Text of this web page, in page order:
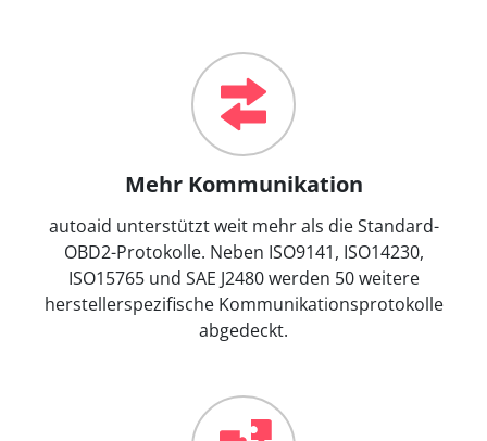
Mehr Kommunikation
autoaid unterstützt weit mehr als die Standard-
OBD2-Protokolle. Neben ISO9141, ISO14230,
ISO15765 und SAE J2480 werden 50 weitere
herstellerspezifische Kommunikationsprotokolle
abgedeckt.